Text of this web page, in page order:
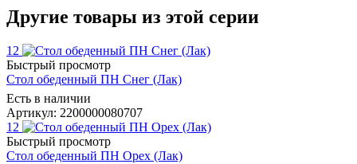
Другие товары из этой серии
12
Быстрый просмотр
Стол обеденный ПН Снег (Лак)
Есть в наличии
Артикул: 2200000080707
12
Быстрый просмотр
Стол обеденный ПН Орех (Лак)